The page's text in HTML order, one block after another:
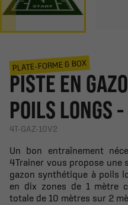
PLATE-FORME & BOX
PISTE EN
POILS LONGS
4T-GAZ-10V2
Un bon entraînement
4Trainer vous propose une
gazon synthétique à poils
en dix zones de 1 mètre
totale de 10 mètres sur 2